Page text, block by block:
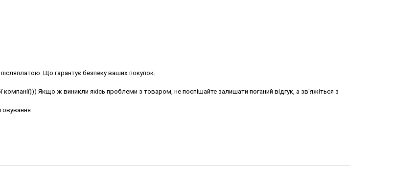
Що гарантує безпеку ваших покупок.
Якщо ж виникли якісь проблеми з товаром, не поспішайте залишати поганий відгук, а зв'яжіться з